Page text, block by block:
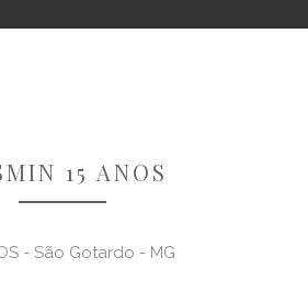
15 ANOS
- São Gotardo - MG